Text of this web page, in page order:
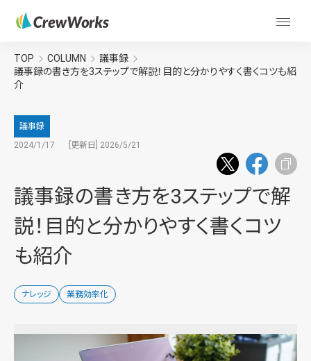
TOP COLUMN
議事録
議事録の書き方を3ステップで解説！目的と分かりやすく書くコツも紹
介
議事録
2024/1/17
[更新日] 2026/5/21
議事録の書き方を3ステップで解
説！目的と分かりやすく書くコツ
も紹介
ナレッジ 業務効率化